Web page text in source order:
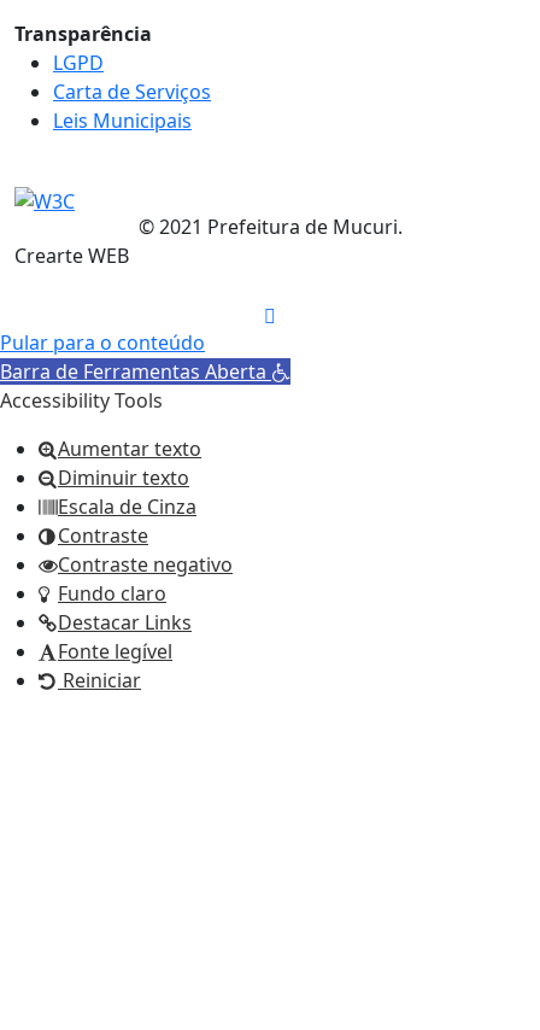
Transparência
LGPD
Carta de Serviços
Leis Municipais
© 2021 Prefeitura de Mucuri.
Crearte WEB
Pular para o conteúdo
Barra de Ferramentas Aberta
Accessibility Tools
Aumentar texto
Diminuir texto
Escala de Cinza
Contraste
Contraste negativo
Fundo claro
Destacar Links
Fonte legível
Reiniciar